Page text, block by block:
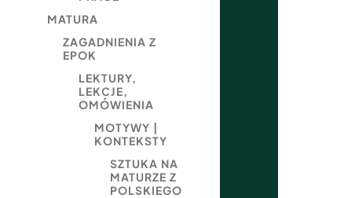
MATURA
ZAGADNIENIA Z
EPOK
LEKTURY,
LEKCJE,
OMÓWIENIA
MOTYWY |
KONTEKSTY
SZTUKA NA
MATURZE Z
POLSKIEGO